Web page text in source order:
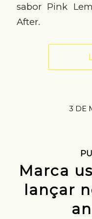
sabor Pink
After.
3 DE
Marca
lançar